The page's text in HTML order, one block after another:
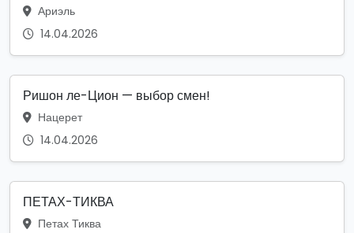
Ариэль
14.04.2026
Ришон ле-Цион — выбор смен!
Нацерет
14.04.2026
ПЕТАХ-ТИКВА
Петах Тиква